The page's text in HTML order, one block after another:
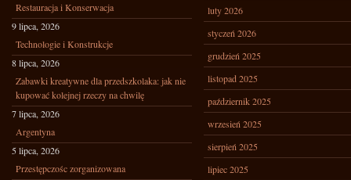
Restauracja i Konserwacja
9 lipca, 2026
Technologie i Konstrukcje
8 lipca, 2026
Zabawki kreatywne dla przedszkolaka: jak nie
kupować kolejnej rzeczy na chwilę
7 lipca, 2026
Argentyna
5 lipca, 2026
Przestępczośc zorganizowana
luty 2026
styczeń 2026
grudzień 2025
listopad 2025
październik 2025
wrzesień 2025
sierpień 2025
lipiec 2025